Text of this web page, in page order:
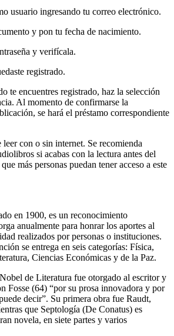
ingresando tu correo electrónico.
y pon tu fecha de nacimiento.
y verifícala.
registrado.
te encuentres registrado, haz la selección
Al momento de confirmarse la
se hará el préstamo correspondiente
leer con o sin internet. Se recomienda
si acabas con la lectura antes del
más personas puedan tener acceso a este
en 1900, es un reconocimiento
anualmente para honrar los aportes al
realizados por personas o instituciones.
se entrega en seis categorías: Física,
Ciencias Económicas y de la Paz.
de Literatura fue otorgado al escritor y
Fosse (64) “por su prosa innovadora y por
decir”. Su primera obra fue Raudt,
que Septología (De Conatus) es
novela, en siete partes y varios